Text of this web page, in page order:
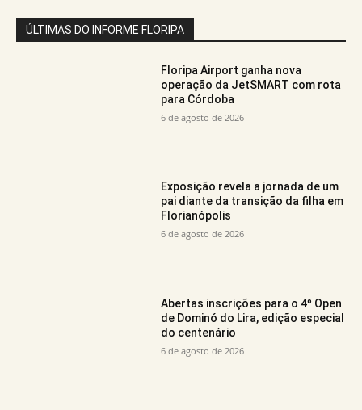
ÚLTIMAS DO INFORME FLORIPA
Floripa Airport ganha nova
operação da JetSMART com rota
para Córdoba
6 de agosto de 2026
Exposição revela a jornada de um
pai diante da transição da filha em
Florianópolis
6 de agosto de 2026
Abertas inscrições para o 4º Open
de Dominó do Lira, edição especial
do centenário
6 de agosto de 2026